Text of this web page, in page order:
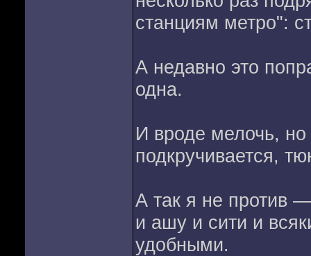
станциям метро":
А недавно это
одна.
И вроде мелочь, но
подкручивается,
А так я не против —
и ашу и сити и
удобными.